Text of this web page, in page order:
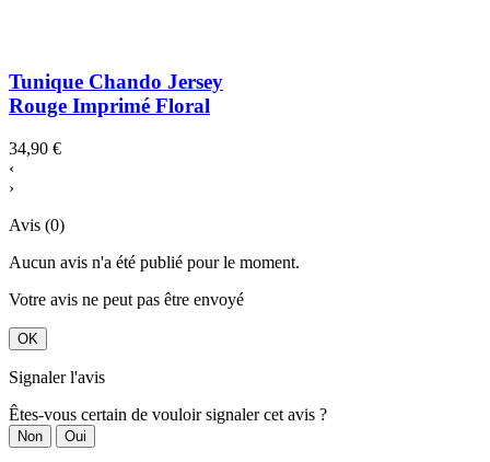
Tunique Chando Jersey
Rouge Imprimé Floral
34,90 €
‹
›
Avis (0)
Aucun avis n'a été publié pour le moment.
Votre avis ne peut pas être envoyé
OK
Signaler l'avis
Êtes-vous certain de vouloir signaler cet avis ?
Non Oui